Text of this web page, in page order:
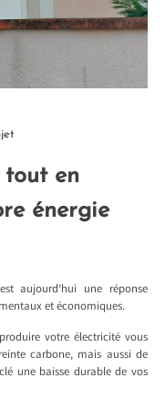
tout en
énergie
aujourd’hui une réponse
et économiques.
votre électricité vous
carbone, mais aussi de
une baisse durable de vos